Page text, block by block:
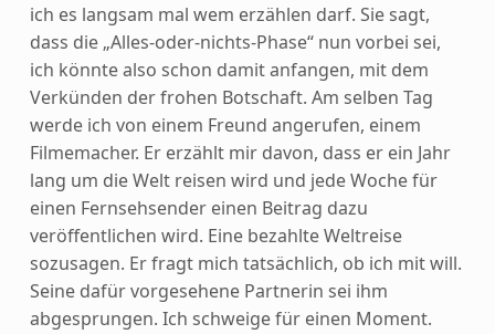
ich es langsam mal wem erzählen darf. Sie sagt,
dass die „Alles-oder-nichts-Phase“ nun vorbei sei,
ich könnte also schon damit anfangen, mit dem
Verkünden der frohen Botschaft. Am selben Tag
werde ich von einem Freund angerufen, einem
Filmemacher. Er erzählt mir davon, dass er ein Jahr
lang um die Welt reisen wird und jede Woche für
einen Fernsehsender einen Beitrag dazu
veröffentlichen wird. Eine bezahlte Weltreise
sozusagen. Er fragt mich tatsächlich, ob ich mit will.
Seine dafür vorgesehene Partnerin sei ihm
abgesprungen. Ich schweige für einen Moment.